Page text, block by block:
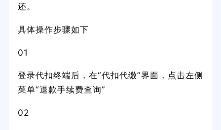
还。
具体操作步骤如下
01
登录代扣终端后，在“代扣代缴”界面，点击左侧
菜单“退款手续费查询”
02